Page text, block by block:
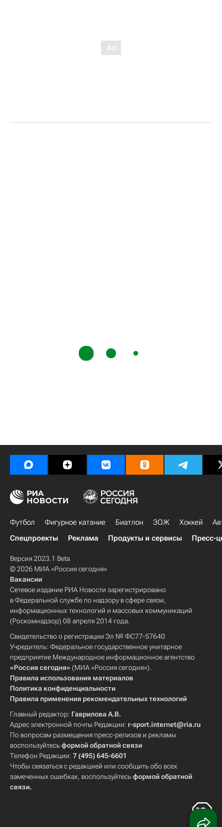
Футбол Фигурное катание Биатлон ЗОЖ Хоккей
Спецпроекты
Реклама Продукты и сервисы Пресс-
Версия 2023.1 Beta
© 2026 МИА «Россия сегодня»
Вакансии
Сетевое издание РИА Новости зарегистрировано
в Федеральной службе по надзору в сфере связи,
информационных технологий и массовых коммуникаций
(Роскомнадзор) 08 апреля 2014 года.
Свидетельство о регистрации Эл № ФС77-57640
Учредитель: Федеральное государственное унитарное
предприятие Международное информационное агентство
«Россия сегодня» (МИА «Россия сегодня»).
Правила использования материалов
Политика конфиденциальности
Правила применения рекомендательных технологий
Главный редактор: Гаврилова А.В.
Адрес электронной почты Редакции: r-sport.internet@ria.ru
По вопросам размещения пресс-релизов и рекламы
воспользуйтесьформой обратной связи
Телефон Редакции: 7 (495) 645-6601
Чтобы связаться с редакцией или сообщить обо всех
замеченных ошибках, воспользуйтесьформой обратной
связи.